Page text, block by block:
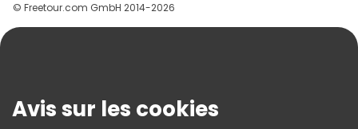
Aide
Conditions Générales Et Mentions Légales
© Freetour.com GmbH 2014-2026
Avis sur les cookies